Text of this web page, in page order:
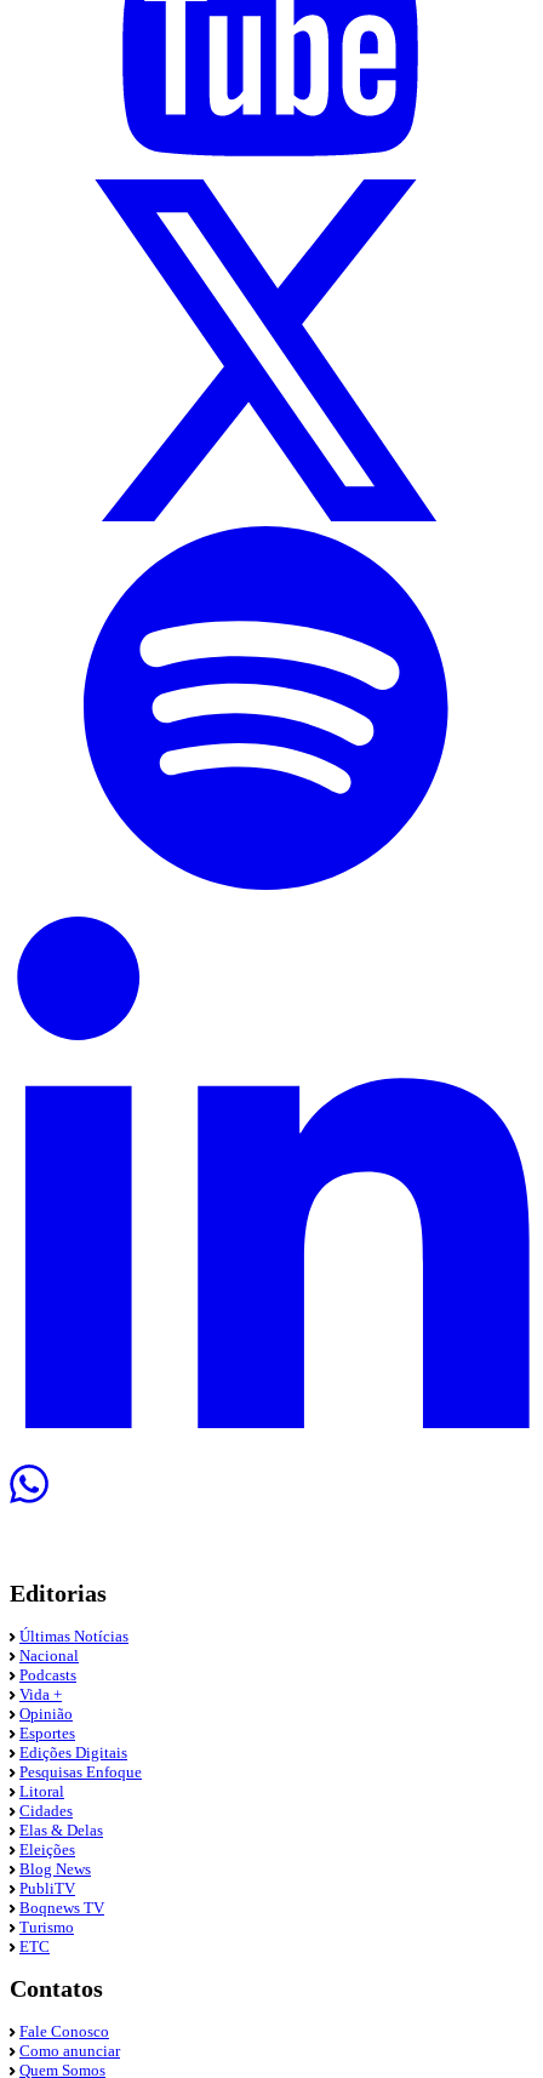
Editorias
Últimas Notícias
Nacional
Podcasts
Vida +
Opinião
Esportes
Edições Digitais
Pesquisas Enfoque
Litoral
Cidades
Elas & Delas
Eleições
Blog News
PubliTV
Boqnews TV
Turismo
ETC
Contatos
Fale Conosco
Como anunciar
Quem Somos